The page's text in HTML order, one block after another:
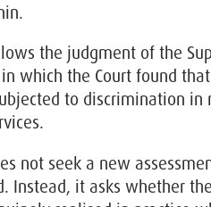
the judgment of the
in which the Court found
to discrimination in
not seek a new
Instead, it asks whether